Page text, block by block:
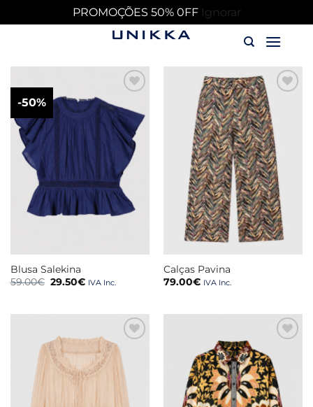
PROMOÇÕES 50% 0FF Ignorar
content
-50%
Blusa Salekina
59.00€ O
59.00€.
29.50€O
29.50€.
IVA Inc.
Calças Pavina
79.00€ IVA Inc.